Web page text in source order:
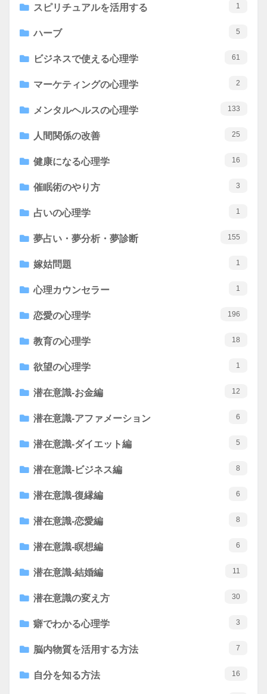
スピリチュアルを活用する 1
ハーブ 5
ビジネスで使える心理学 61
マーケティングの心理学 2
メンタルヘルスの心理学 133
人間関係の改善 25
健康になる心理学 16
催眠術のやり方 3
占いの心理学 1
夢占い・夢分析・夢診断 155
嫁姑問題 1
心理カウンセラー 1
恋愛の心理学 196
教育の心理学 18
欲望の心理学 1
潜在意識-お金編 12
潜在意識-アファメーション 6
潜在意識-ダイエット編 5
潜在意識-ビジネス編 8
潜在意識-復縁編 6
潜在意識-恋愛編 8
潜在意識-瞑想編 6
潜在意識-結婚編 11
潜在意識の変え方 30
癖でわかる心理学 3
脳内物質を活用する方法 7
自分を知る方法 16